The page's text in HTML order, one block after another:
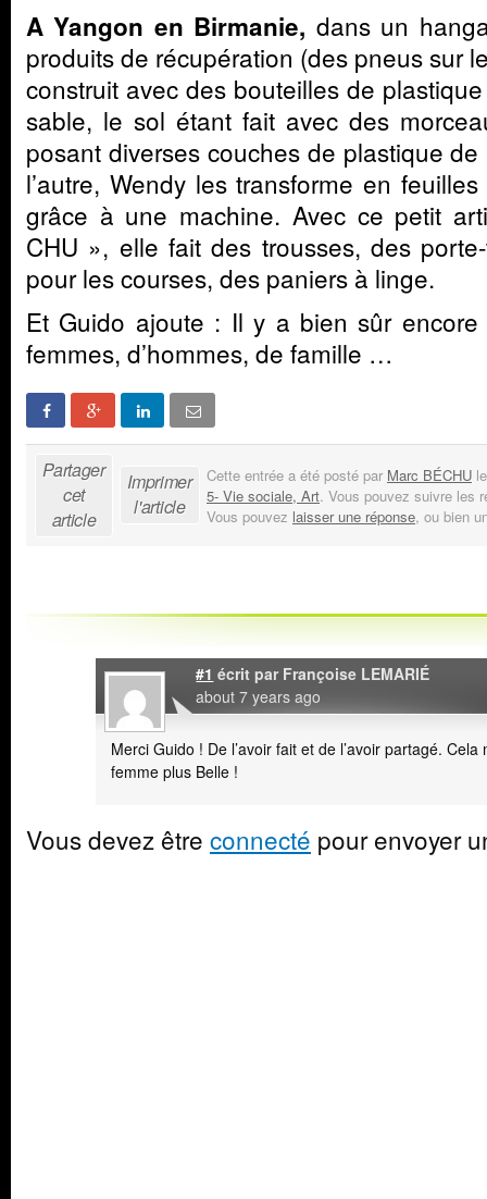
A Yangon en Birmanie, dans un
produits de récupération (des pneus sur
construit avec des bouteilles de
sable, le sol étant fait avec des
posant diverses couches de plastique de
l’autre, Wendy les transforme en
grâce à une machine. Avec ce petit
CHU », elle fait des trousses, des
pour les courses, des paniers à linge.
Et Guido ajoute : Il y a bien sûr encore
femmes, d’hommes, de famille …
Partager
cet
article
Imprimer
l'article
Cette entrée a été posté par Marc BÉCHU
5- Vie sociale, Art. Vous pouvez suivre les
Vous pouvez laisser une réponse, ou bien
#1 écrit par Françoise LEMARIÉ
about 7 years ago
Merci Guido ! De l’avoir fait et de l’avoir partagé.
femme plus Belle !
Vous devez être connecté pour envoyer